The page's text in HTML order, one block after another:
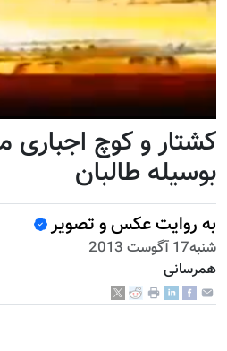
کشتار و کوچ اجباری
بوسیله طالبان
به روایت عکس و تصویر
شنبه17 آگوست 2013
همرسانی